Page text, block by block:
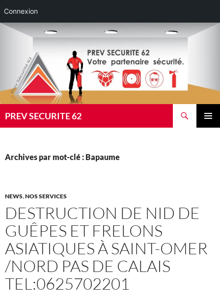
Connexion
Aller
PREV SECURITE 62
Archives par mot-clé : Bapaume
NEWS,NOS SERVICES
DESTRUCTION DE NID DE
GUÊPES ET FRELONS
ASIATIQUES À SAINT-OMER
/NORD PAS DE CALAIS
TEL:0625702201